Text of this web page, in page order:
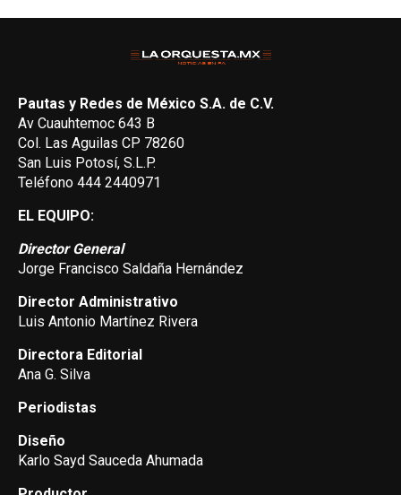
Pautas y Redes de México S.A. de C.V.
Av Cuauhtemoc 643 B
Col. Las Aguilas CP 78260
San Luis Potosí, S.L.P.
Teléfono 444 2440971
EL EQUIPO:
Director General
Jorge Francisco Saldaña Hernández
Director Administrativo
Luis Antonio Martínez Rivera
Directora Editorial
Ana G. Silva
Periodistas
Diseño
Karlo Sayd Sauceda Ahumada